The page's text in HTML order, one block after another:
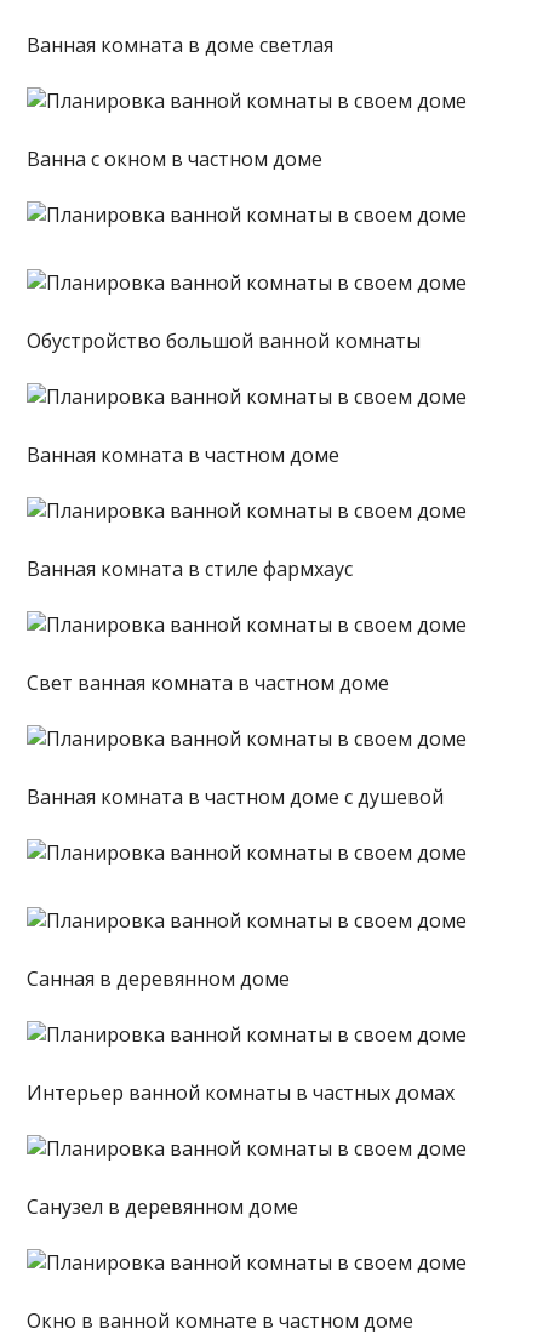
Ванная комната в доме светлая
Ванна с окном в частном доме
Обустройство большой ванной комнаты
Ванная комната в частном доме
Ванная комната в стиле фармхаус
Свет ванная комната в частном доме
Ванная комната в частном доме с душевой
Санная в деревянном доме
Интерьер ванной комнаты в частных домах
Санузел в деревянном доме
Окно в ванной комнате в частном доме